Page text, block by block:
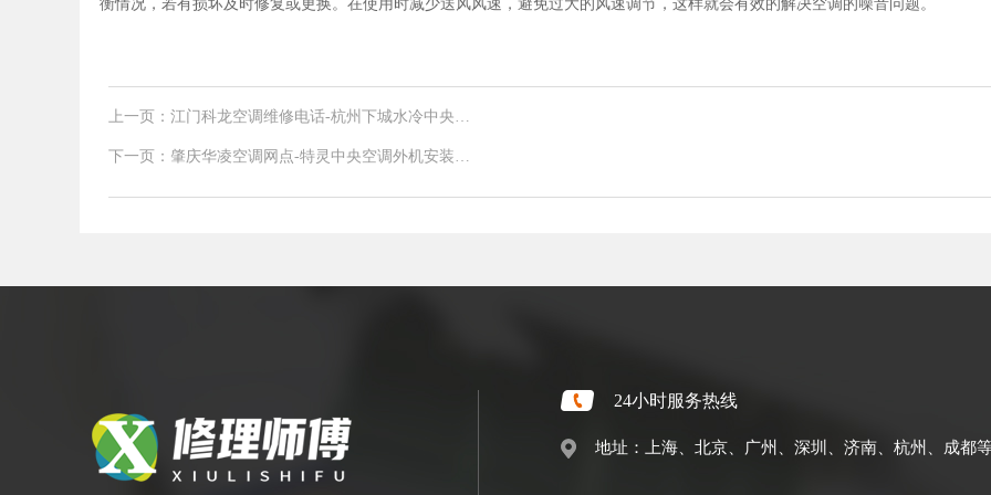
上一页：江门科龙空调维修电话-杭州下城水冷中央空
下一页：肇庆华凌空调网点-特灵中央空调外机安装在
24小时服务热线
地址：上海、北京、广州、深圳、济南、杭州、成都